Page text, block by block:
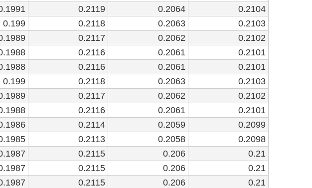
0.2119 0.2064
0.2104
0.199 0.2118 0.2063
0.2103
0.2117 0.2062
0.2102
0.2116 0.2061
0.2101
0.2116 0.2061
0.2101
0.199 0.2118 0.2063
0.2103
0.2117 0.2062
0.2102
0.2116 0.2061
0.2101
0.2114 0.2059
0.2099
0.2113 0.2058
0.2098
0.2115 0.206
0.21
0.2115 0.206
0.21
0.2115 0.206
0.21